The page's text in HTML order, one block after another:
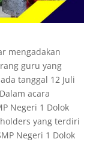
mengadakan
guru yang
tanggal 12 Juli
acara
Negeri 1 Dolok
yang terdiri
Negeri 1 Dolok